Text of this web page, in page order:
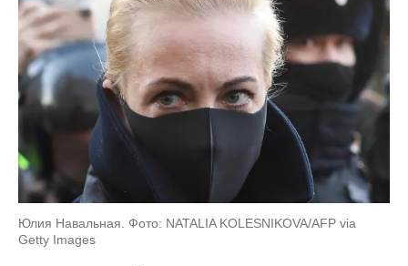
Юлия Навальная. Фото: NATALIA KOLESNIKOVA/AFP via
Getty Images